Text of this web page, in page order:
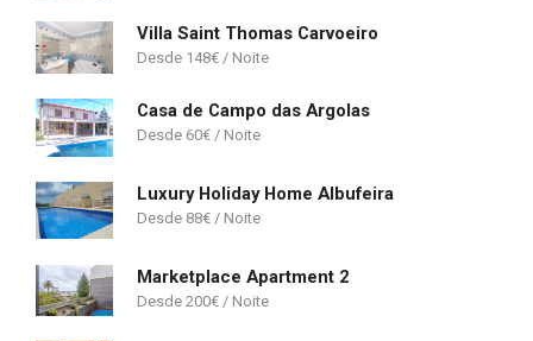
Villa Saint Thomas Carvoeiro
148€
Casa de Campo das Argolas
60€
Luxury Holiday Home Albufeira
88€
Marketplace Apartment 2
200€